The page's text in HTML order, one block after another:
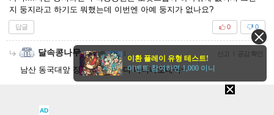
지 둥지라고 하기도 뭐했는데 이번엔 아예 둥지가 없나요?
답글 0
0
달속콩나무 17-02-19 01:51 신고 | 공감 확인
남산 동국대앞 장충단공원 가디 마니나오네여~
0
AD
이환 플레이 유형 테스트!
이벤트 참여하면 1,000 이니